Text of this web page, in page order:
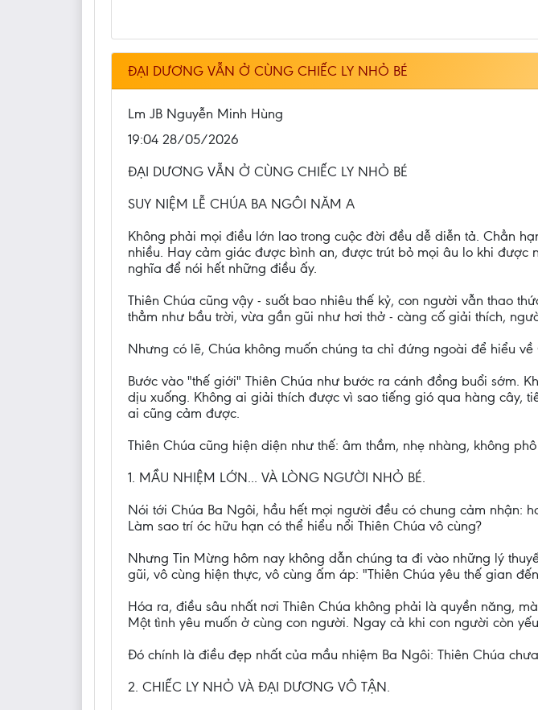
ĐẠI DƯƠNG VẪN Ở CÙNG CHIẾC LY NHỎ BÉ
Lm JB Nguyễn Minh Hùng
19:04 28/05/2026
ĐẠI DƯƠNG VẪN Ở CÙNG CHIẾC LY NHỎ BÉ
SUY NIỆM LỄ CHÚA BA NGÔI NĂM A
Không phải mọi điều lớn lao trong cuộc đời đều dễ diễn tả. Chẳn
nhiều. Hay cảm giác được bình an, được trút bỏ mọi âu lo khi
nghĩa để nói hết những điều ấy.
Thiên Chúa cũng vậy - suốt bao nhiêu thế kỷ, con người vẫn thao
thẳm như bầu trời, vừa gần gũi như hơi thở - càng cố giải thích,
Nhưng có lẽ, Chúa không muốn chúng ta chỉ đứng ngoài để hiểu
Bước vào "thế giới" Thiên Chúa như bước ra cánh đồng buổi sớm.
dịu xuống. Không ai giải thích được vì sao tiếng gió qua hàng cây,
ai cũng cảm được.
Thiên Chúa cũng hiện diện như thế: âm thầm, nhẹ nhàng, không
1. MẦU NHIỆM LỚN... VÀ LÒNG NGƯỜI NHỎ BÉ.
Nói tới Chúa Ba Ngôi, hầu hết mọi người đều có chung cảm nhận:
Làm sao trí óc hữu hạn có thể hiểu nổi Thiên Chúa vô cùng?
Nhưng Tin Mừng hôm nay không dẫn chúng ta đi vào những lý
gũi, vô cùng hiện thực, vô cùng ấm áp: "Thiên Chúa yêu thế gian
Hóa ra, điều sâu nhất nơi Thiên Chúa không phải là quyền năng,
Một tình yêu muốn ở cùng con người. Ngay cả khi con người còn
Đó chính là điều đẹp nhất của mầu nhiệm Ba Ngôi: Thiên Chúa
2. CHIẾC LY NHỎ VÀ ĐẠI DƯƠNG VÔ TẬN.